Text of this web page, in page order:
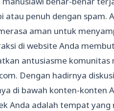
atau penuh dengan spam.
aman untuk
di website Anda
antusiasme
Dengan hadirnya
di bawah konten-konten
Anda adalah tempat